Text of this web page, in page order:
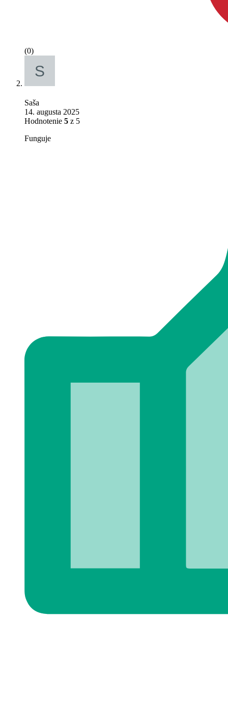
(0)
Saša
14. augusta 2025
Hodnotenie 5 z 5
Funguje